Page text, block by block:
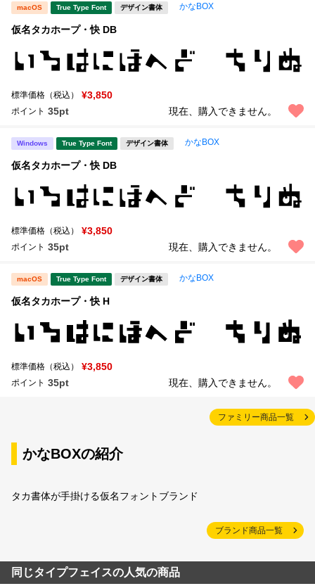
macOS True Type Font デザイン書体 かなBOX
仮名タカホープ・快 DB
標準価格（税込） ¥3,850
ポイント 35pt 現在、購入できません。
Windows True Type Font デザイン書体 かなBOX
仮名タカホープ・快 DB
標準価格（税込） ¥3,850
ポイント 35pt 現在、購入できません。
macOS True Type Font デザイン書体 かなBOX
仮名タカホープ・快 H
標準価格（税込） ¥3,850
ポイント 35pt 現在、購入できません。
ファミリー商品一覧
かなBOXの紹介
タカ書体が手掛ける仮名フォントブランド
ブランド商品一覧
同じタイプフェイスの人気の商品